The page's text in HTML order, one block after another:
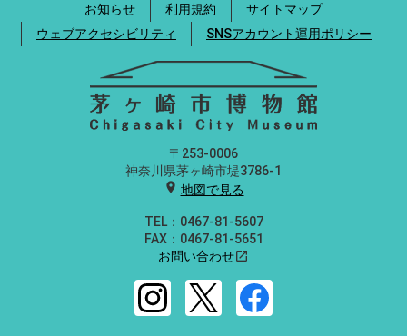
お知らせ 利用規約
サイトマップ
ウェブアクセシビリティ
SNSアカウント運用ポリシー
〒253-0006
神奈川県茅ヶ崎市堤3786-1
location_on 地図で見る
TEL：0467-81-5607
FAX：0467-81-5651
お問い合わせopen_in_new